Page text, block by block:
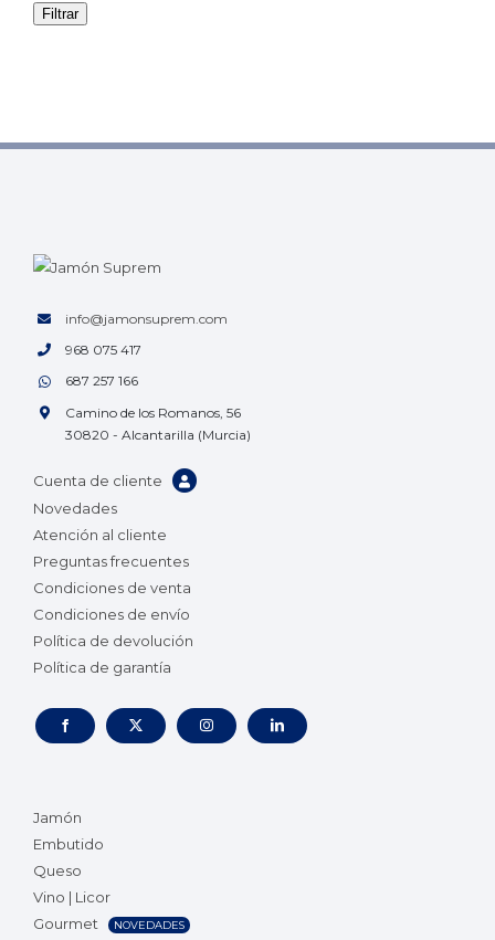
Filtrar
info@jamonsuprem.com
968 075 417
687 257 166
Camino de los Romanos, 56
30820 - Alcantarilla (Murcia)
Cuenta de cliente
Novedades
Atención al cliente
Preguntas frecuentes
Condiciones de venta
Condiciones de envío
Política de devolución
Política de garantía
Jamón
Embutido
Queso
Vino | Licor
Gourmet
NOVEDADES